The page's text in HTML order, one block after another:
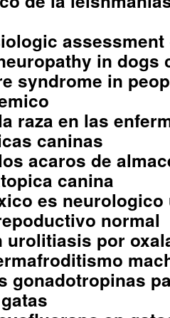
assessment
in dogs
syndrome in
raza en las
caninas
acaros de
canina
es
normal
urolitiasis por
gonadotropinas